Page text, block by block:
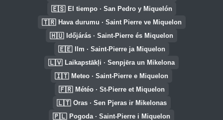
🇪🇸 El tiempo · San Pedro y Miquelón
🇹🇷 Hava durumu · Saint Pierre ve Miquelon
🇭🇺 Időjárás · Saint-Pierre és Miquelon
🇪🇪 Ilm · Saint-Pierre ja Miquelon
🇱🇻 Laikapstākļi · Senpjēra un Mikelona
🇮🇹 Meteo · Saint-Pierre e Miquelon
🇫🇷 Météo · St-Pierre et Miquelon
🇱🇹 Oras · Sen Pjeras ir Mikelonas
🇵🇱 Pogoda · Saint-Pierre i Miquelon